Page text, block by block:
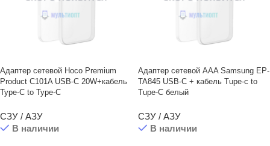
Адаптер сетевой Hoco Premium
Product C101A USB-C 20W+кабель
Type-C to Type-C
СЗУ / АЗУ
В наличии
Адаптер сетевой AAA Samsung EP-
TA845 USB-C + кабель Tupe-c to
Tupe-C белый
СЗУ / АЗУ
В наличии